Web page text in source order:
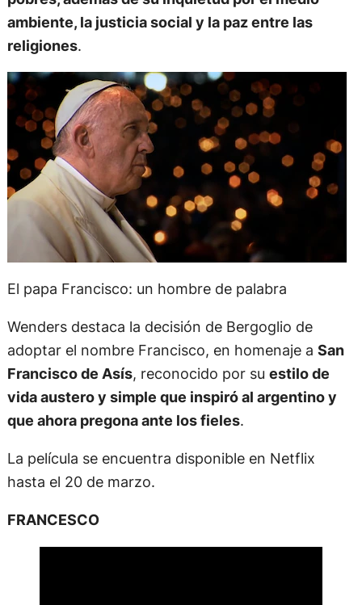
ambiente, la justicia social y la paz entre las
religiones.
El papa Francisco: un hombre de palabra
Wenders destaca la decisión de Bergoglio de
adoptar el nombre Francisco, en homenaje a San
Francisco de Asís, reconocido por su estilo de
vida austero y simple que inspiró al argentino y
que ahora pregona ante los fieles.
La película se encuentra disponible en Netflix
hasta el 20 de marzo.
FRANCESCO